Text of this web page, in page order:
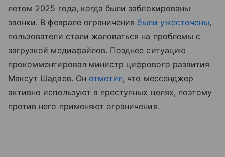
летом 2025 года, когда были заблокированы
звонки. В феврале ограничениябыли ужесточены,
пользователи стали жаловаться на проблемы с
загрузкой медиафайлов. Позднее ситуацию
прокомментировал министр цифрового развития
Максут Шадаев. Он отметил, что мессенджер
активно используют в преступных целях, поэтому
против него применяют ограничения.